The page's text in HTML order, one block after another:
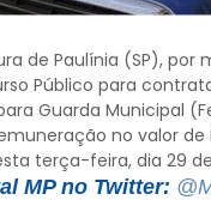
de Paulínia (SP), por
Público para
Guarda Municipal
no valor de
terça-feira, dia 29
MP no Twitter: